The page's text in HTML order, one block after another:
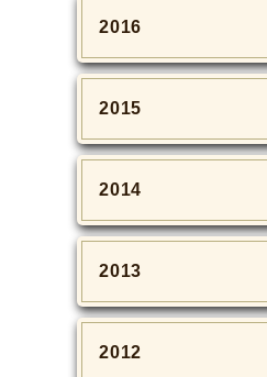
2016
2015
2014
2013
2012